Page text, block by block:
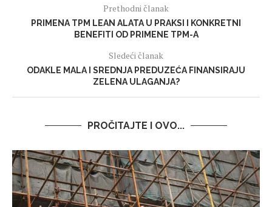
Prethodni članak
PRIMENA TPM LEAN ALATA U PRAKSI I KONKRETNI
BENEFITI OD PRIMENE TPM-A
Sledeći članak
ODAKLE MALA I SREDNJA PREDUZEĆA FINANSIRAJU
ZELENA ULAGANJA?
PROČITAJTE I OVO...